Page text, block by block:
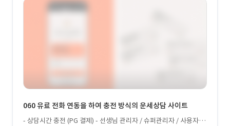
060 유료 전화 연동을 하여 충전 방식의 운세상담 사이트
- 상담시간 충전 (PG 결제) - 선생님 관리자 / 슈퍼관리자 / 사용자 -